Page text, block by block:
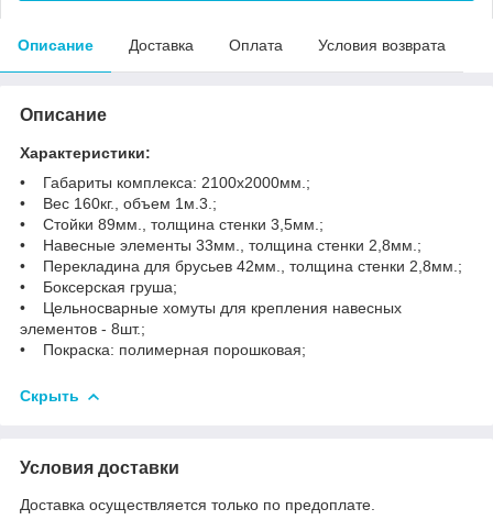
Описание Доставка Оплата Условия возврата
Описание
Характеристики:
• Габариты комплекса: 2100х2000мм.;
• Вес 160кг., объем 1м.3.;
• Стойки 89мм., толщина стенки 3,5мм.;
• Навесные элементы 33мм., толщина стенки 2,8мм.;
• Перекладина для брусьев 42мм., толщина стенки 2,8мм.;
• Боксерская груша;
• Цельносварные хомуты для крепления навесных
элементов - 8шт.;
• Покраска: полимерная порошковая;
Скрыть
Условия доставки
Доставка осуществляется только по предоплате.